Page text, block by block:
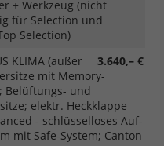
+ Werkzeug (nicht
für Selection und
Selection)
3.640,– €
KLIMA (außer
mit Memory-
Belüftungs- und
elektr. Heckklappe
- schlüsselloses Auf-
mit Safe-System; Canton